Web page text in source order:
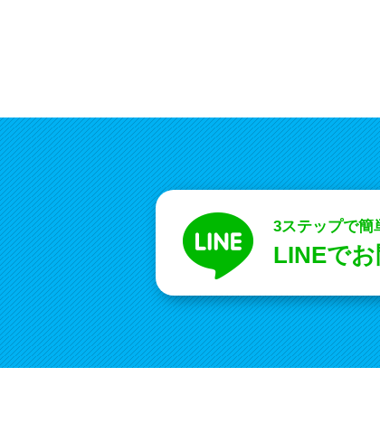
3ステップで簡
LINEで